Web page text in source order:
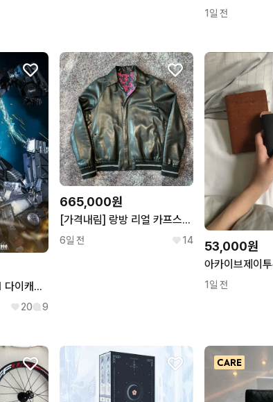
1일 전
핫토이 워머신 마크1 다이캐스트
20 9
665,000원
[가격내림] 랑방 리얼 카프스킨 레더 보머 재킷 가죽 자켓
6일 전 14 53,000원
1일 전